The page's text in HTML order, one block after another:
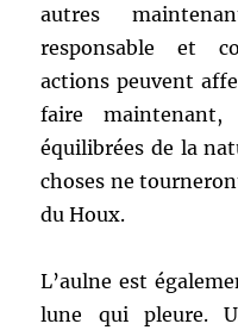
autres
responsable et
actions peuvent
faire
équilibrées de la
choses ne
du Houx.
L’aulne est
lune qui pleure.